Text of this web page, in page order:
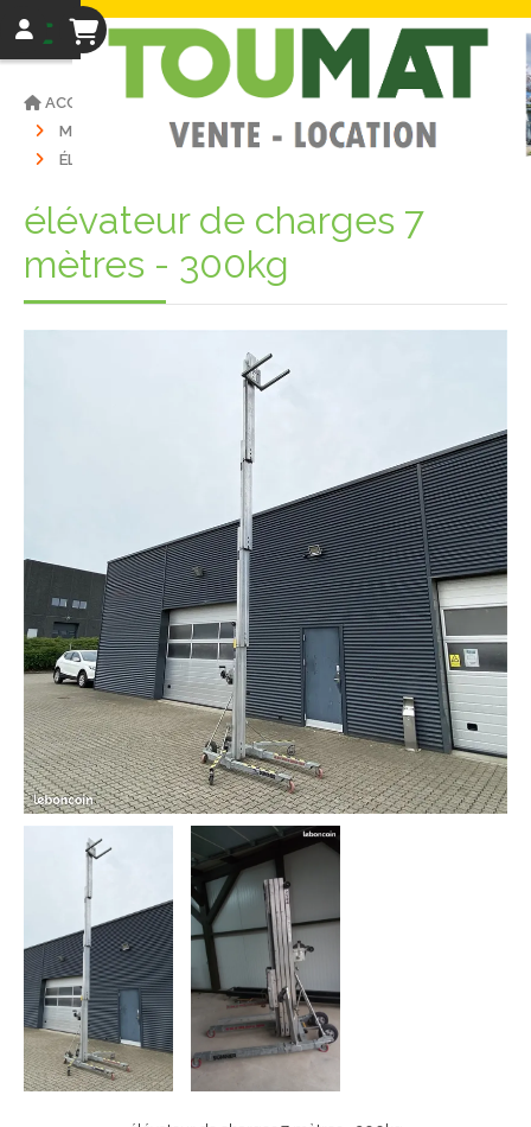
ACCUEIL
VENTE MATÉRIELS
MATÉRIEL D'OCCASIONS
NACELLES ET LEVAGE
ÉLÉVATEUR DE CHARGES 7 MÈTRES - 300KG
élévateur de charges 7
mètres - 300kg